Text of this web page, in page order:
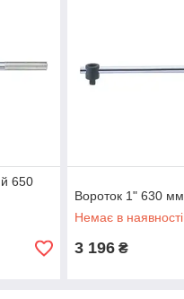
650
Вороток 1" 630 мм
Немає в наявності
3 196 ₴